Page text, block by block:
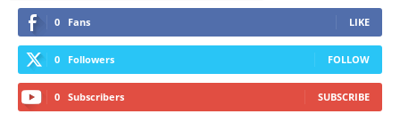
0 Fans LIKE
0 Followers FOLLOW
0 Subscribers SUBSCRIBE